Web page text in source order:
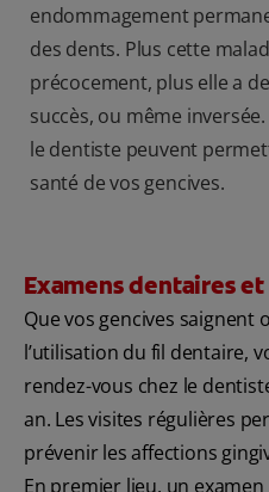
endommagement
des dents. Plus cette
précocement, plus elle a
succès, ou même
le dentiste peuvent
santé de vos gencives.
Examens dentaires
Que vos gencives saignent
l’utilisation du fil dentaire,
rendez-vous chez le
an. Les visites régulières
prévenir les affections
En premier lieu, un